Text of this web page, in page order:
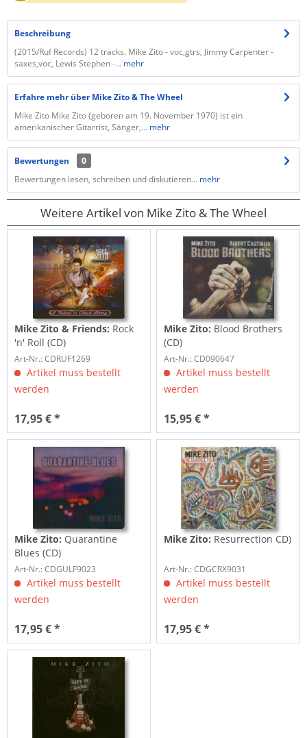
Beschreibung
(2015/Ruf Records) 12 tracks. Mike Zito - voc,gtrs, Jimmy Carpenter -
saxes,voc, Lewis Stephen -... mehr
Erfahre mehr über Mike Zito & The Wheel
Mike Zito Mike Zito (geboren am 19. November 1970) ist ein
amerikanischer Gitarrist, Sänger,... mehr
Bewertungen
0
Bewertungen lesen, schreiben und diskutieren... mehr
Weitere Artikel von Mike Zito & The Wheel
Mike Zito & Friends: Rock
'n' Roll (CD)
Art-Nr.: CDRUF1269
Artikel muss bestellt
werden
17,95 € *
Mike Zito: Blood Brothers
(CD)
Art-Nr.: CD090647
Artikel muss bestellt
werden
15,95 € *
Mike Zito: Quarantine
Blues (CD)
Art-Nr.: CDGULF9023
Artikel muss bestellt
werden
17,95 € *
Mike Zito: Resurrection CD)
Art-Nr.: CDGCRX9031
Artikel muss bestellt
werden
17,95 € *